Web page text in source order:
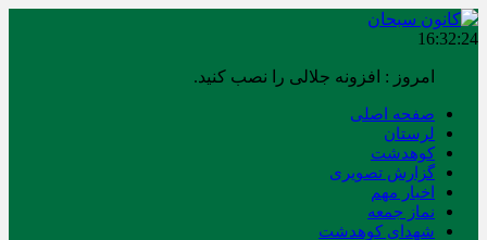
16:32:26
برابر با : Saturday - 8 August - 2026
صفحه اصلی
لرستان
کوهدشت
گزارش تصویری
اخبار مهم
نماز جمعه
شهدای کوهدشت